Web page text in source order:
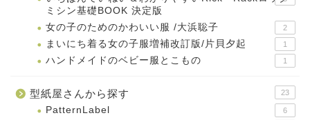
ミシン基礎BOOK 決定版
女の子のためのかわいい服 /大浜聡子 2
まいにち着る女の子服増補改訂版/片貝夕起 1
ハンドメイドのベビー服とこもの 1
型紙屋さんから探す 23
PatternLabel 6